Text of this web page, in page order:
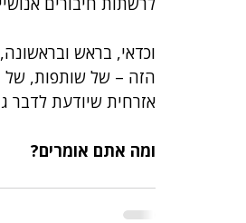
וכדאי, בראש
הזה – של שותפות, של
אזרחית שיודעת לדבר
ומה אתם אומרים?